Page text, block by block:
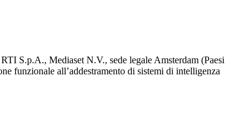
S.p.A., Mediaset N.V., sede legale Amsterdam (Paesi
funzionale all’addestramento di sistemi di intelligenza